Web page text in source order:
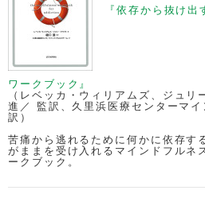
『依存から抜け
ワークブック』
（レベッカ・ウィリアムズ、ジュ
進／ 監訳、久里浜医療センターマイ
訳）
苦痛から逃れるために何かに依存す
がままを受け入れるマインドフルネ
ークブック。